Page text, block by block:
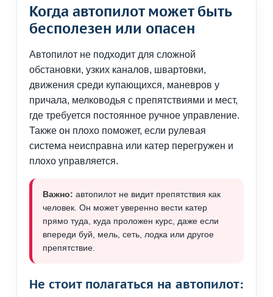
Когда автопилот может быть
бесполезен или опасен
Автопилот не подходит для сложной
обстановки, узких каналов, швартовки,
движения среди купающихся, маневров у
причала, мелководья с препятствиями и мест,
где требуется постоянное ручное управление.
Также он плохо поможет, если рулевая
система неисправна или катер перегружен и
плохо управляется.
Важно: автопилот не видит препятствия как
человек. Он может уверенно вести катер
прямо туда, куда проложен курс, даже если
впереди буй, мель, сеть, лодка или другое
препятствие.
Не стоит полагаться на автопилот: